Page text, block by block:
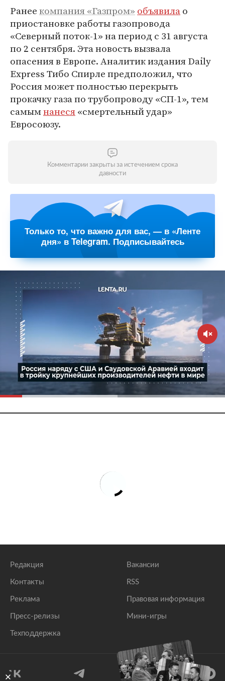
Ранеекомпания «Газпром» объявилао
приостановке работы газопровода
«Северный поток-1» на период с 31 августа
по 2 сентября. Эта новость вызвала
опасения в Европе. Аналитик издания Daily
Express Тибо Спирле предположил, что
Россия может полностью перекрыть
прокачку газа по трубопроводу «СП-1», тем
самымнанеся«смертельный удар»
Евросоюзу.
Комментарии закрыты за истечением срока
давности
Только то, что важно для вас, — в «Ленте
дня» в Telegram. Подписывайтесь
Редакция
Контакты
Реклама
Пресс-релизы
Техподдержка
Вакансии
RSS
Правовая информация
Мини-игры